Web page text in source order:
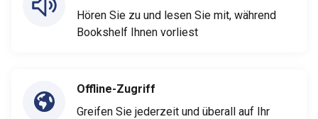
Hören Sie zu und lesen Sie mit, während
Bookshelf Ihnen vorliest
Offline-Zugriff
Greifen Sie jederzeit und überall auf Ihr